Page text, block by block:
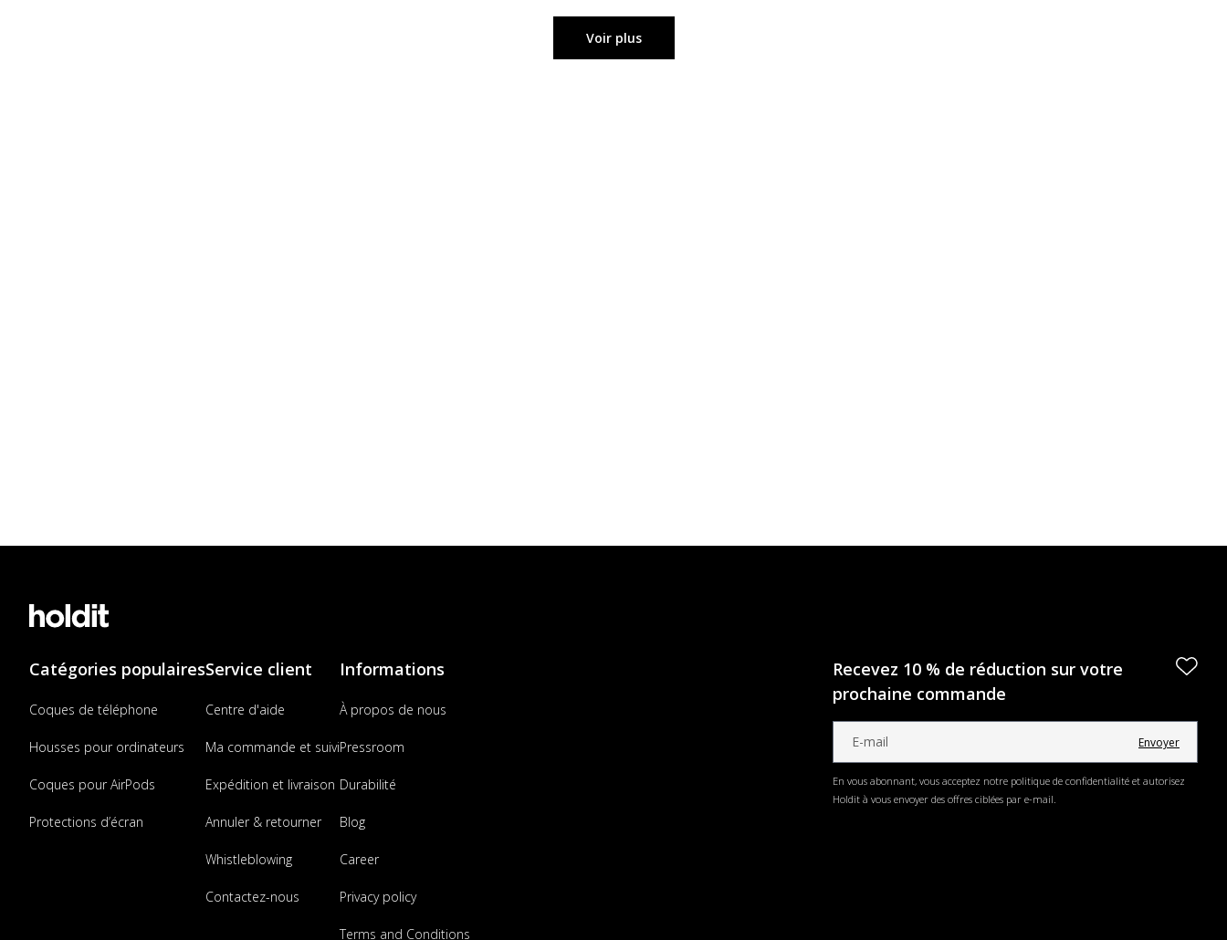
Voir plus
Catégories populaires
Coques de téléphone
Housses pour ordinateurs
Coques pour AirPods
Protections d’écran
Service client
Centre d'aide
Ma commande et suivi
Expédition et livraison
Annuler & retourner
Whistleblowing
Contactez-nous
Informations
À propos de nous
Pressroom
Durabilité
Blog
Career
Privacy policy
Terms and Conditions
Recevez 10 % de réduction sur votre
prochaine commande
Envoyer
En vous abonnant, vous acceptez notre politique de confidentialité et autorisez
Holdit à vous envoyer des offres ciblées par e-mail.